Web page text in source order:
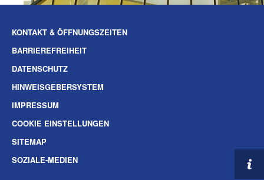
KONTAKT & ÖFFNUNGSZEITEN
BARRIEREFREIHEIT
DATENSCHUTZ
HINWEISGEBERSYSTEM
IMPRESSUM
COOKIE EINSTELLUNGEN
SITEMAP
SOZIALE-MEDIEN